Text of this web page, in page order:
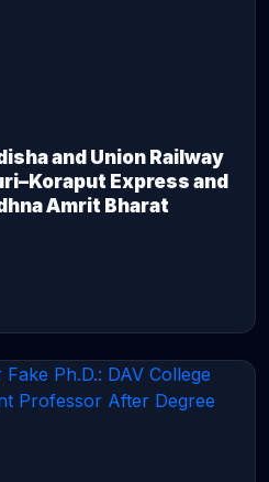
and Union Railway
Express and
Amrit Bharat